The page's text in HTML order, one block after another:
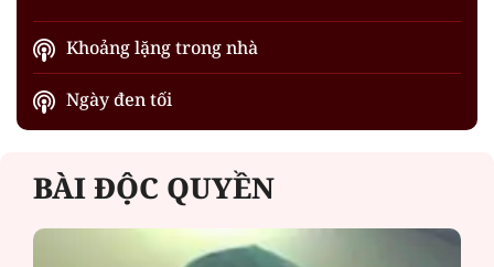
Khoảng lặng trong nhà
Ngày đen tối
BÀI ĐỘC QUYỀN